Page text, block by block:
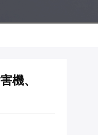
機、